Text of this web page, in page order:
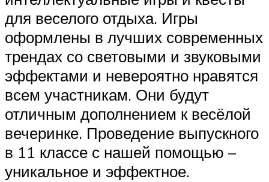
для веселого отдыха. Игры
оформлены в лучших современных
трендах со световыми и звуковыми
эффектами и невероятно нравятся
всем участникам. Они будут
отличным дополнением к весёлой
вечеринке. Проведение выпускного
в 11 классе с нашей помощью –
уникальное и эффектное.